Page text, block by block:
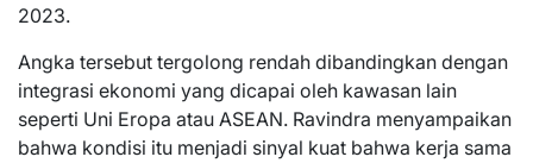
2023.
Angka tersebut tergolong rendah dibandingkan dengan
integrasi ekonomi yang dicapai oleh kawasan lain
seperti Uni Eropa atau ASEAN. Ravindra menyampaikan
bahwa kondisi itu menjadi sinyal kuat bahwa kerja sama